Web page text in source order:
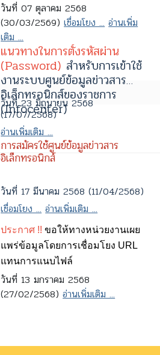
วันที่ 07 ตุลาคม 2568
(30/03/2569)เชื่อมโยง ... อ่านเพิ่ม
เติม ...
แนวทางในการตั้งรหัสผ่าน
(Password) สำหรับการเข้าใช้
งานระบบศูนย์ข้อมูลข่าวสาร
อิเล็กทรอนิกส์ของราชการ
(Infocenter)
วันที่ 23 มิถุนายน 2568
(17/07/2568)
อ่านเพิ่มเติม ...
การสมัครใช้ศูนย์ข้อมูลข่าวสาร
อิเล็กทรอนิกส์
วันที่ 17 มีนาคม 2568 (11/04/2568)
เชื่อมโยง ... อ่านเพิ่มเติม ...
ประกาศ !!ขอให้ทางหน่วยงานเผย
แพร่ข้อมูลโดยการเชื่อมโยง URL
แทนการแนบไฟล์
วันที่ 13 มกราคม 2568
(27/02/2568)อ่านเพิ่มเติม ...